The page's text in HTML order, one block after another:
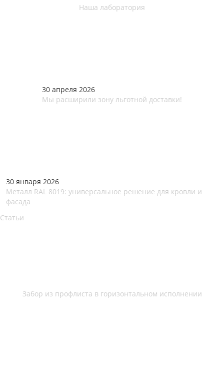
Наша лаборатория
30 апреля 2026
Мы расширили зону льготной доставки!
30 января 2026
Металл RAL 8019: универсальное решение для кровли и
фасада
Статьи
Забор из профлиста в горизонтальном исполнении